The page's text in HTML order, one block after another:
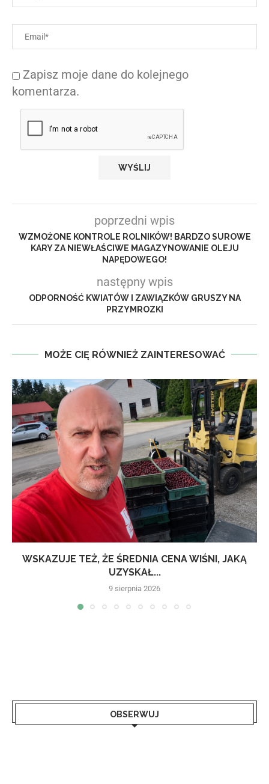
Zapisz moje dane do kolejnego
komentarza.
poprzedni wpis
WZMOŻONE KONTROLE ROLNIKÓW! BARDZO SUROWE
KARY ZA NIEWŁAŚCIWE MAGAZYNOWANIE OLEJU
NAPĘDOWEGO!
następny wpis
ODPORNOŚĆ KWIATÓW I ZAWIĄZKÓW GRUSZY NA
PRZYMROZKI
MOŻE CIĘ RÓWNIEŻ ZAINTERESOWAĆ
WSKAZUJE TEŻ, ŻE ŚREDNIA CENA WIŚNI, JAKĄ
UZYSKAŁ...
9 sierpnia 2026
OBSERWUJ